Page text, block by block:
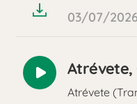
03/07/2026
Reproducir
audioAtrévete